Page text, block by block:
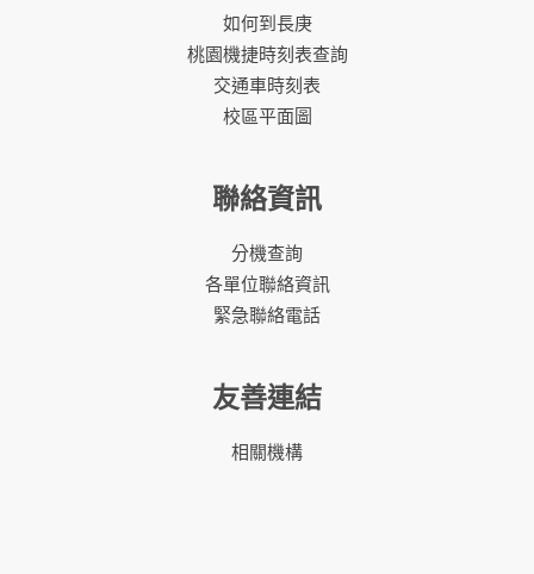
如何到長庚
桃園機捷時刻表查詢
交通車時刻表
校區平面圖
聯絡資訊
分機查詢
各單位聯絡資訊
緊急聯絡電話
友善連結
相關機構